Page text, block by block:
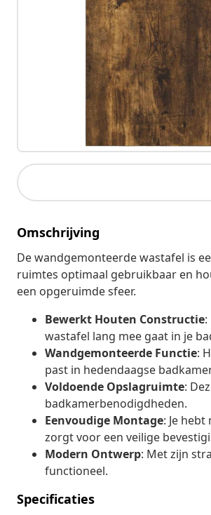
Omschrijving
De wandgemonteerde wastafel is
ruimtes optimaal gebruikbaar en
een opgeruimde sfeer.
Bewerkt Houten Constructie
wastafel lang mee gaat in je
Wandgemonteerde Functie:
past in hedendaagse
Voldoende Opslagruimte:
badkamerbenodigdheden.
Eenvoudige Montage: Je
zorgt voor een veilige
Modern Ontwerp: Met zijn
functioneel.
Specificaties